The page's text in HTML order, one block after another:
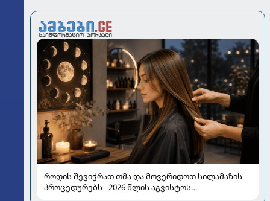
როდის შევიჭრათ თმა და მოვერიდოთ სილამაზის
პროცედურებს - 2026 წლის აგვისტოს